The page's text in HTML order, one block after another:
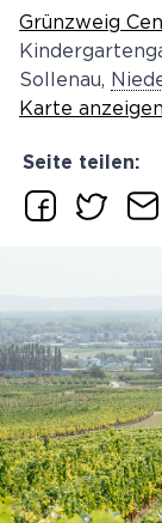
Grünzweig
Sollenau,
Karte anzeigen
Seite teilen: